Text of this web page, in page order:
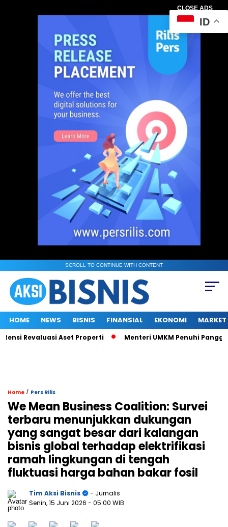
CLOSE ADS
SCROLL TO CONTINUE WITH CONTENT
HOME NEWS BISNIS FINANSIAL EKONOMI MARKET
Revaluasi Aset Properti Menteri UMKM Penuhi Panggilan
Home / Pers Rilis
We Mean Business Coalition: Survei
terbaru menunjukkan dukungan
yang sangat besar dari kalangan
bisnis global terhadap elektrifikasi
ramah lingkungan di tengah
fluktuasi harga bahan bakar fosil
Tim Aksi Bisnis
- Jurnalis
Senin, 15 Juni 2026 - 05:00 WIB
ID